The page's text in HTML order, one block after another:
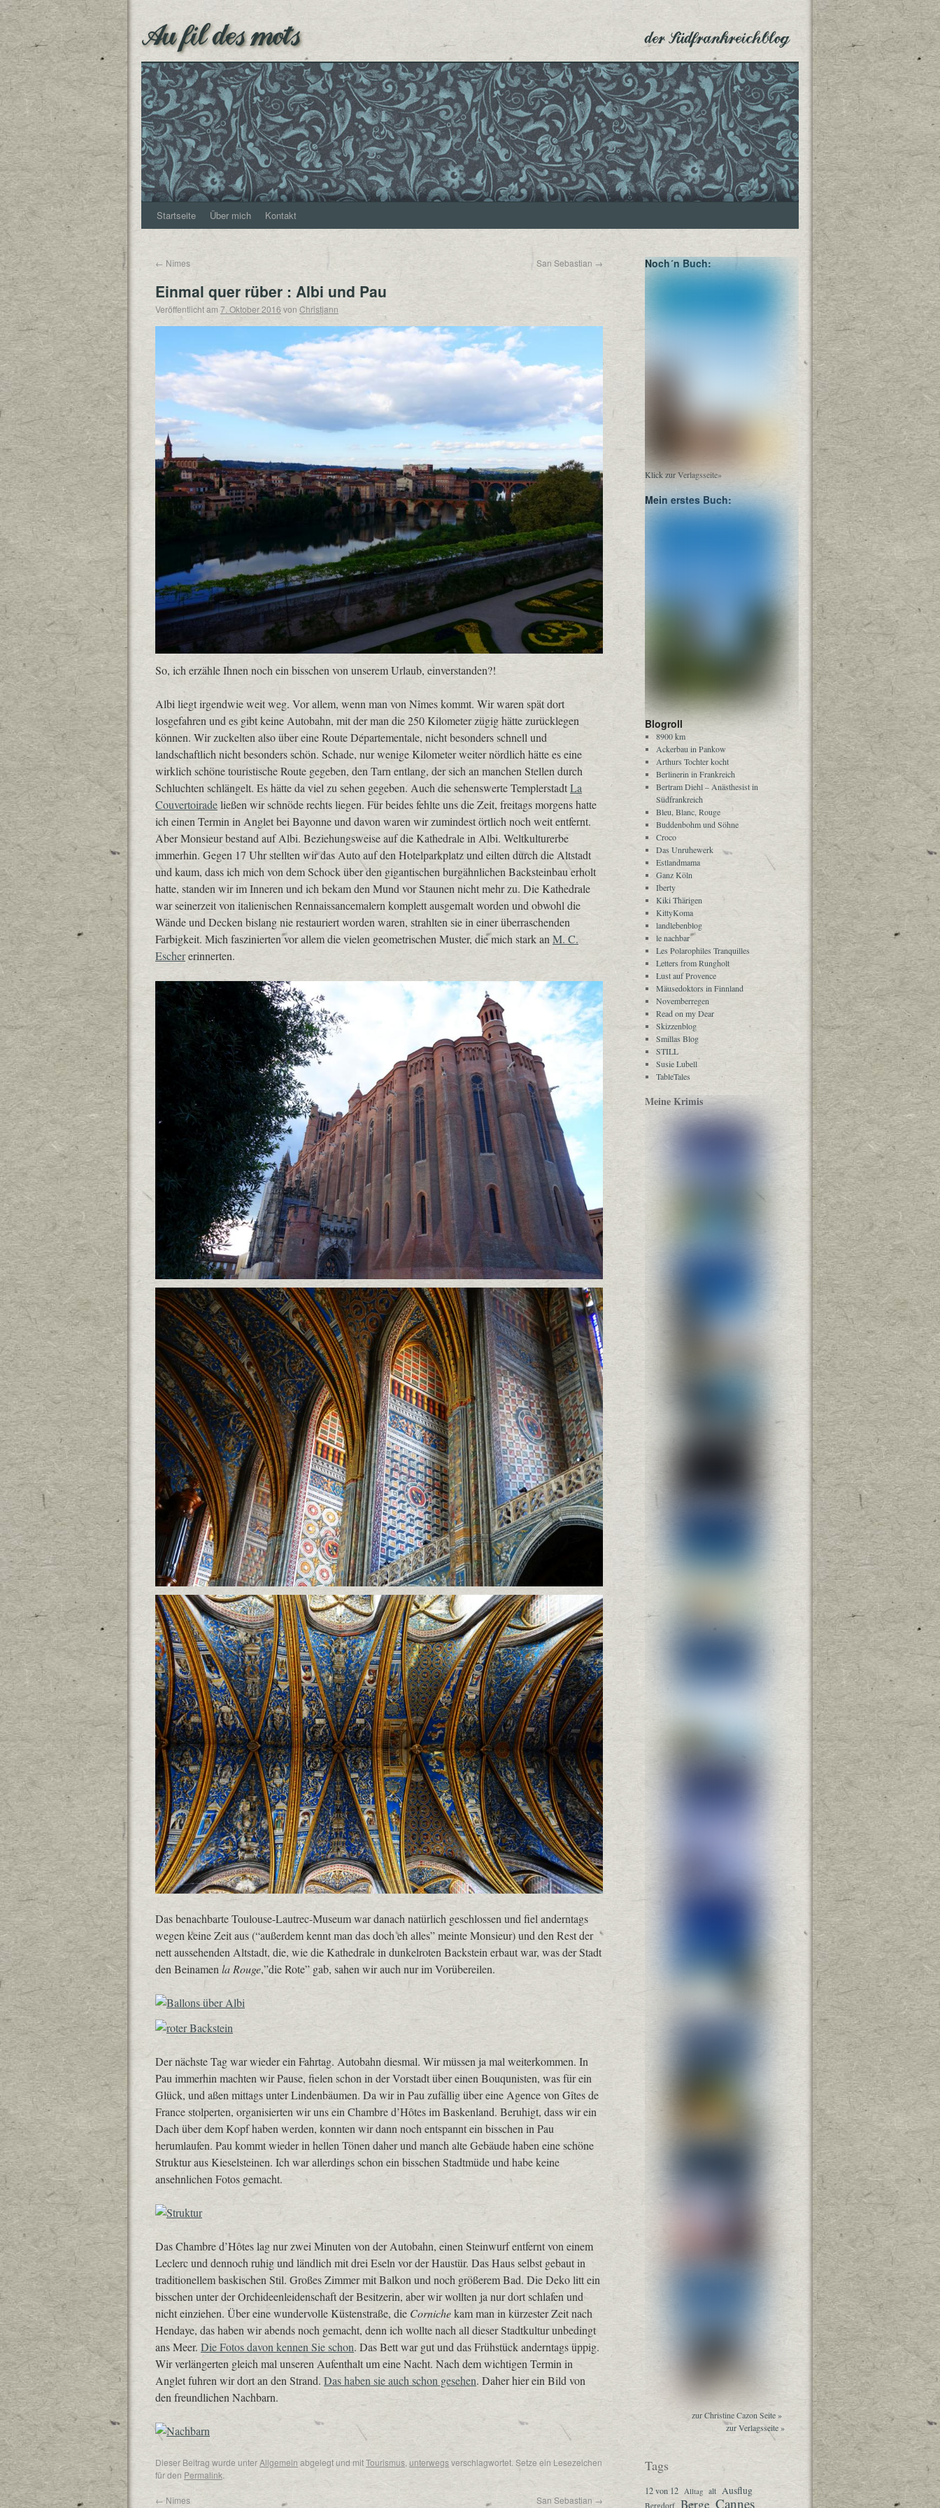
Au fil des mots der Südfrankreichblog
Startseite Über mich Kontakt
← Nîmes San Sebastian →
Einmal quer rüber : Albi und Pau
Veröffentlicht am 7. Oktober 2016 von Christjann
So, ich erzähle Ihnen noch ein bisschen von unserem Urlaub, einverstanden?!
Albi liegt irgendwie weit weg. Vor allem, wenn man von Nîmes kommt. Wir waren spät dort
losgefahren und es gibt keine Autobahn, mit der man die 250 Kilometer zügig hätte zurücklegen
können. Wir zuckelten also über eine Route Départementale, nicht besonders schnell und
landschaftlich nicht besonders schön. Schade, nur wenige Kilometer weiter nördlich hätte es eine
wirklich schöne touristische Route gegeben, den Tarn entlang, der sich an manchen Stellen durch
Schluchten schlängelt. Es hätte da viel zu sehen gegeben. Auch die sehenswerte TemplerstadtLa
Couvertoiradeließen wir schnöde rechts liegen. Für beides fehlte uns die Zeit, freitags morgens hatte
ich einen Termin in Anglet bei Bayonne und davon waren wir zumindest örtlich noch weit entfernt.
Aber Monsieur bestand auf Albi. Beziehungsweise auf die Kathedrale in Albi. Weltkulturerbe
immerhin. Gegen 17 Uhr stellten wir das Auto auf den Hotelparkplatz und eilten durch die Altstadt
und kaum, dass ich mich von dem Schock über den gigantischen burgähnlichen Backsteinbau erholt
hatte, standen wir im Inneren und ich bekam den Mund vor Staunen nicht mehr zu. Die Kathedrale
war seinerzeit von italienischen Rennaissancemalern komplett ausgemalt worden und obwohl die
Wände und Decken bislang nie restauriert worden waren, strahlten sie in einer überraschenden
Farbigkeit. Mich faszinierten vor allem die vielen geometrischen Muster, die mich stark an M. C.
Eschererinnerten.
Das benachbarte Toulouse-Lautrec-Museum war danach natürlich geschlossen und fiel anderntags
wegen keine Zeit aus (“außerdem kennt man das doch eh alles” meinte Monsieur) und den Rest der
nett aussehenden Altstadt, die, wie die Kathedrale in dunkelroten Backstein erbaut war, was der Stadt
den Beinamen la Rouge,”die Rote” gab, sahen wir auch nur im Vorübereilen.
Der nächste Tag war wieder ein Fahrtag. Autobahn diesmal. Wir müssen ja mal weiterkommen. In
Pau immerhin machten wir Pause, fielen schon in der Vorstadt über einen Bouqunisten, was für ein
Glück, und aßen mittags unter Lindenbäumen. Da wir in Pau zufällig über eine Agence von Gîtes de
France stolperten, organisierten wir uns ein Chambre d’Hôtes im Baskenland. Beruhigt, dass wir ein
Dach über dem Kopf haben werden, konnten wir dann noch entspannt ein bisschen in Pau
herumlaufen. Pau kommt wieder in hellen Tönen daher und manch alte Gebäude haben eine schöne
Struktur aus Kieselsteinen. Ich war allerdings schon ein bisschen Stadtmüde und habe keine
ansehnlichen Fotos gemacht.
Das Chambre d’Hôtes lag nur zwei Minuten von der Autobahn, einen Steinwurf entfernt von einem
Leclerc und dennoch ruhig und ländlich mit drei Eseln vor der Haustür. Das Haus selbst gebaut in
traditionellem baskischen Stil. Großes Zimmer mit Balkon und noch größerem Bad. Die Deko litt ein
bisschen unter der Orchideenleidenschaft der Besitzerin, aber wir wollten ja nur dort schlafen und
nicht einziehen. Über eine wundervolle Küstenstraße, die Cornichekam man in kürzester Zeit nach
Hendaye, das haben wir abends noch gemacht, denn ich wollte nach all dieser Stadtkultur unbedingt
ans Meer. Die Fotos davon kennen Sie schon. Das Bett war gut und das Frühstück anderntags üppig.
Wir verlängerten gleich mal unseren Aufenthalt um eine Nacht. Nach dem wichtigen Termin in
Anglet fuhren wir dort an den Strand. Das haben sie auch schon gesehen. Daher hier ein Bild von
den freundlichen Nachbarn.
Dieser Beitrag wurde unter Allgemein abgelegt und mitTourismus unterwegsverschlagwortet. Setze ein Lesezeichen
für den Permalink
← Nîmes San Sebastian →
Noch´n Buch:
Klick zur Verlagsseite»
Mein erstes Buch:
Blogroll
8900 km
Ackerbau in Pankow
Arthurs Tochter kocht
Berlinerin in Frankreich
Bertram Diehl – Anästhesist in
Südfrankreich
Bleu, Blanc, Rouge
Buddenbohm und Söhne
Croco
Das Unruhewerk
Estlandmama
Ganz Köln
Iberty
Kiki Thärigen
KittyKoma
landlebenblog
le nachbar
Les Polarophiles Tranquilles
Letters from Rungholt
Lust auf Provence
Mäusedoktors in Finnland
Novemberregen
Read on my Dear
Skizzenblog
Smillas Blog
STILL
Susie Lubell
TableTales
Meine Krimis
zur Christine Cazon Seite »
zur Verlagsseite »
Tags
12 von 12 Alltag alt Ausflug
Bergdorf Berge Cannes